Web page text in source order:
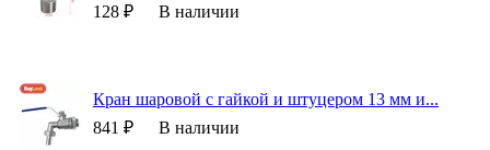
128 ₽
В наличии
Кран шаровой с гайкой и штуцером 13 мм и...
841 ₽
В наличии